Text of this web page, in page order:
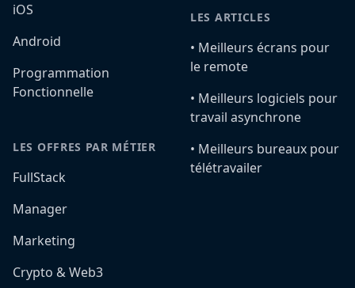
iOS
Android
Programmation
Fonctionnelle
LES OFFRES PAR MÉTIER
FullStack
Manager
Marketing
Crypto & Web3
LES ARTICLES
•️ Meilleurs écrans pour
le remote
•️ Meilleurs logiciels pour
travail asynchrone
•️ Meilleurs bureaux pour
télétravailer